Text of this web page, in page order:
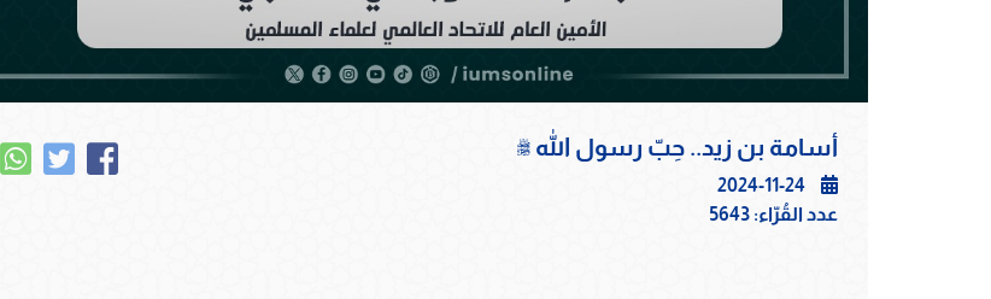
أسامة بن زيد.. حِبّ رسول الله ﷺ
2024-11-24
عدد القُرّاء: 5643